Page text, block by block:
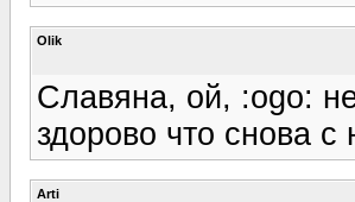
Olik
Славяна, ой, :ogo:
здорово что снова
Arti